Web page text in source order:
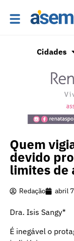
Cidades
Quem
devido
limites de
Redação abril
Dra. Isis Sangy*
É inegável o